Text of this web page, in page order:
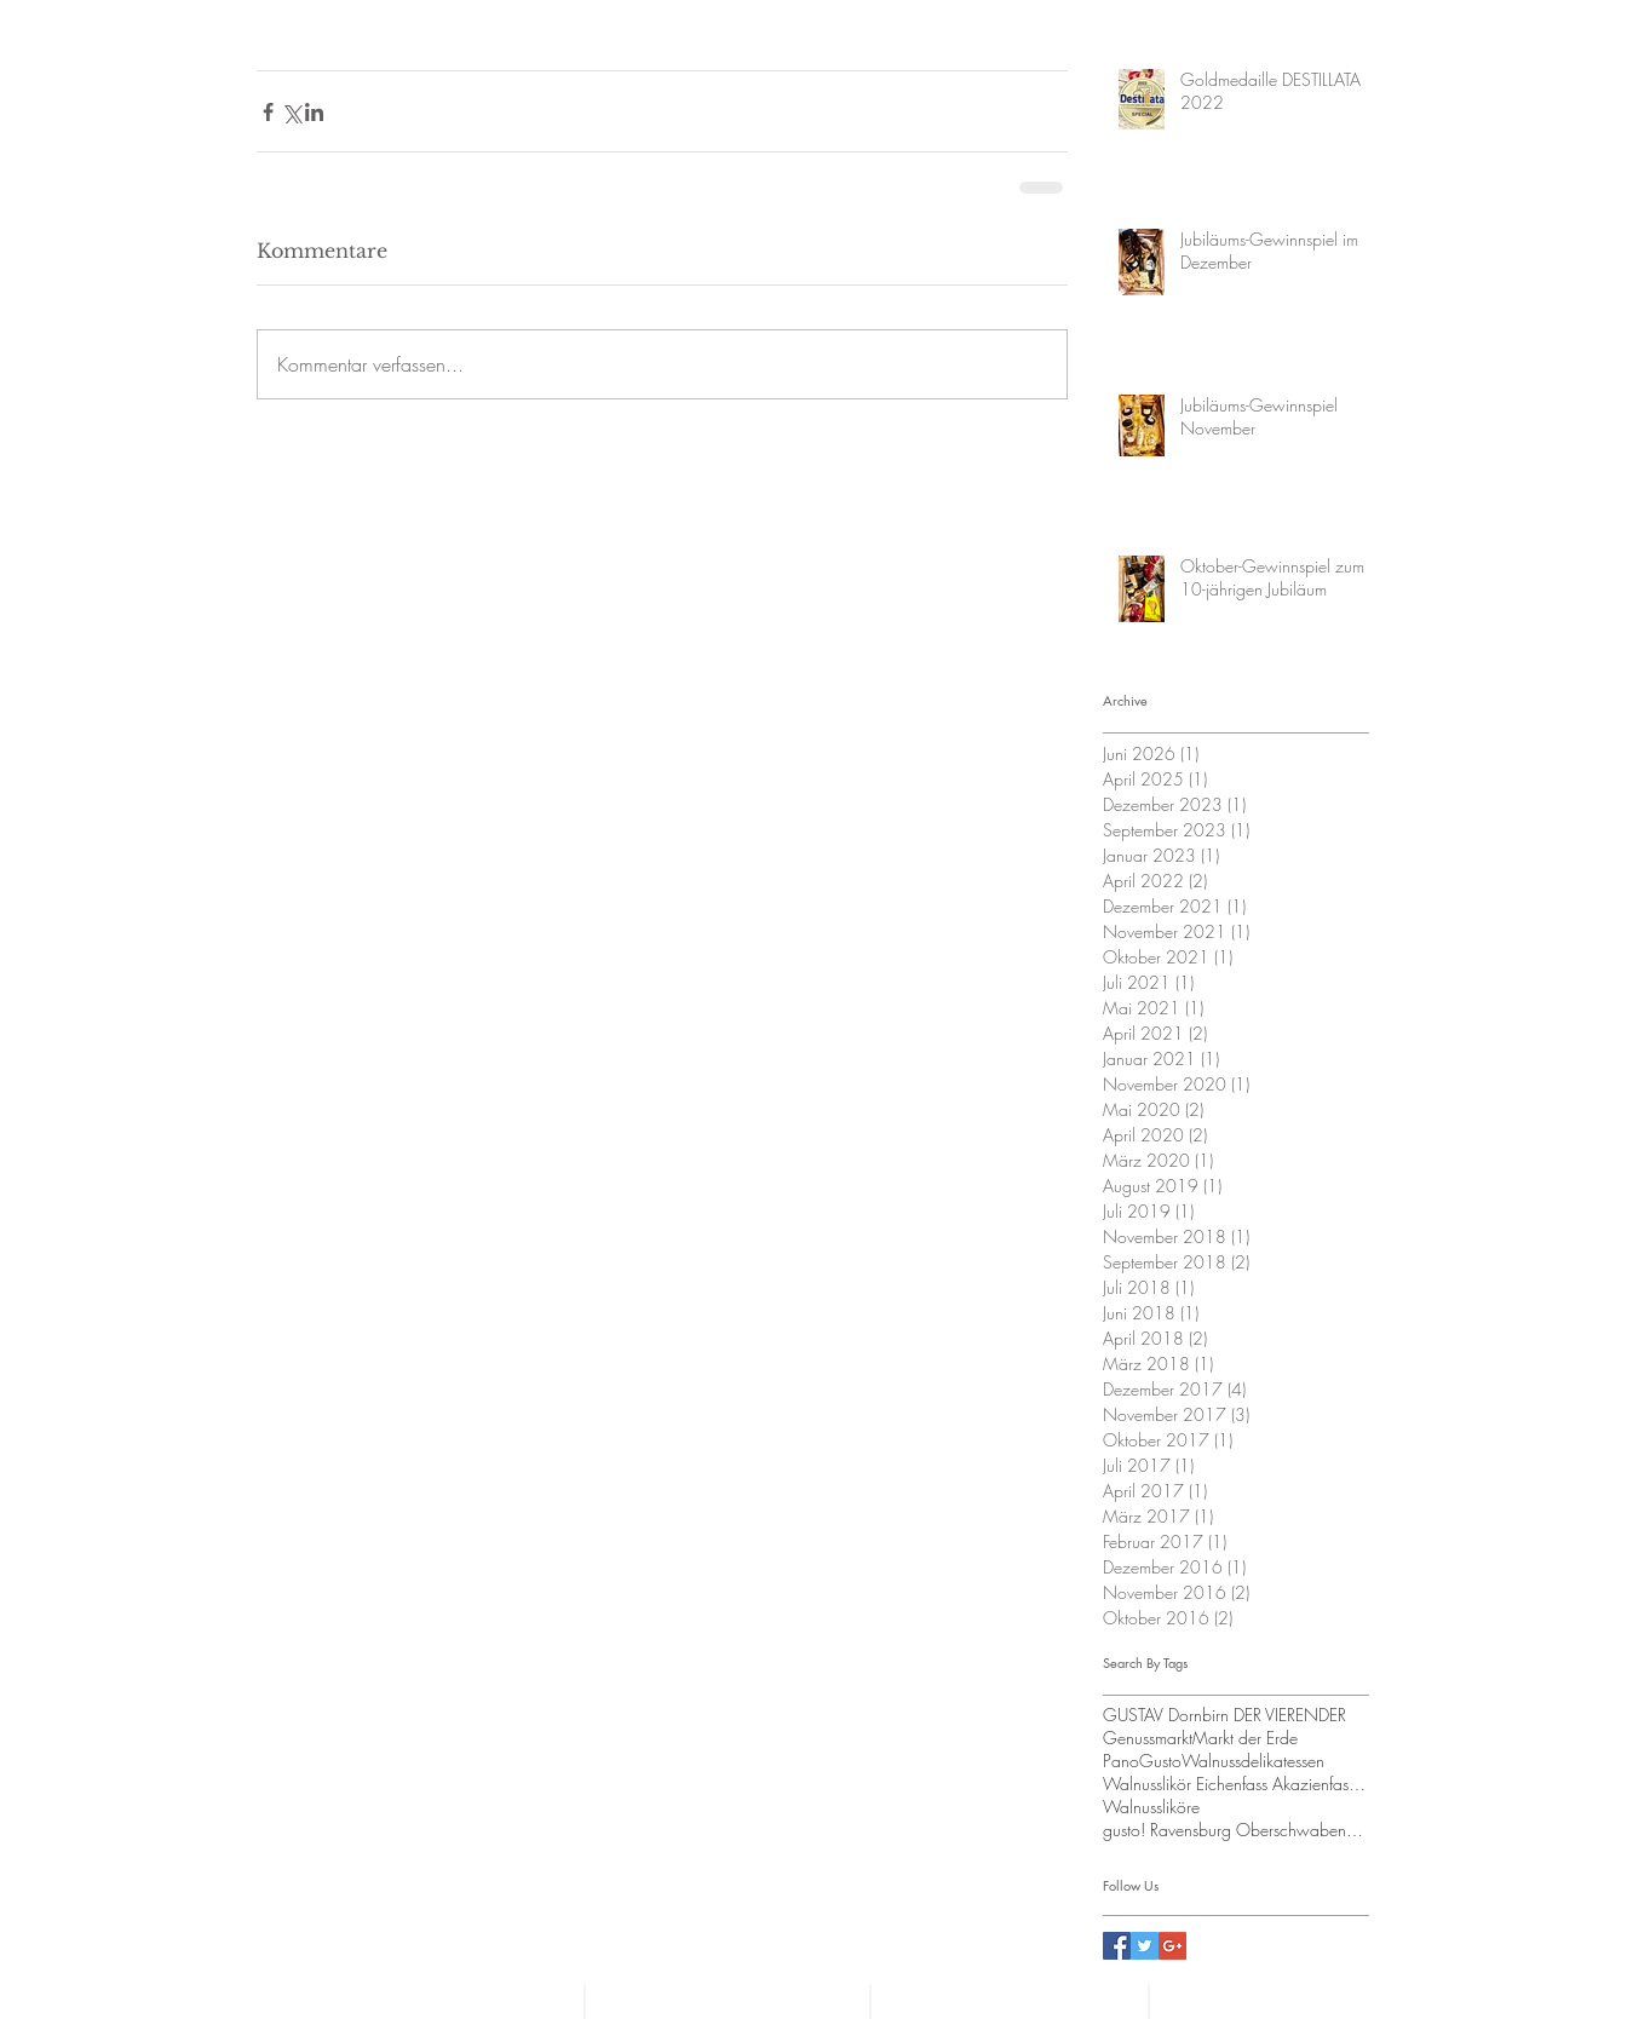
Kommentare
Kommentar verfassen...
Goldmedaille DESTILLATA
2022
Jubiläums-Gewinnspiel im
Dezember
Jubiläums-Gewinnspiel
November
Oktober-Gewinnspiel zum
10-jährigen Jubiläum
Archive
Juni 2026 (1)
April 2025 (1)
Dezember 2023 (1)
September 2023 (1)
Januar 2023 (1)
April 2022 (2)
Dezember 2021 (1)
November 2021 (1)
Oktober 2021 (1)
Juli 2021 (1)
Mai 2021 (1)
April 2021 (2)
Januar 2021 (1)
November 2020 (1)
Mai 2020 (2)
April 2020 (2)
März 2020 (1)
August 2019 (1)
Juli 2019 (1)
November 2018 (1)
September 2018 (2)
Juli 2018 (1)
Juni 2018 (1)
April 2018 (2)
März 2018 (1)
Dezember 2017 (4)
November 2017 (3)
Oktober 2017 (1)
Juli 2017 (1)
April 2017 (1)
März 2017 (1)
Februar 2017 (1)
Dezember 2016 (1)
November 2016 (2)
Oktober 2016 (2)
Search By Tags
GUSTAV Dornbirn DER VIERENDER
GenussmarktMarkt der Erde
PanoGustoWalnussdelikatessen
Walnusslikör Eichenfass Akazienfass Walnusspesto
Walnussliköre
gusto! Ravensburg Oberschwabenhalle Walnussliköre
Follow Us